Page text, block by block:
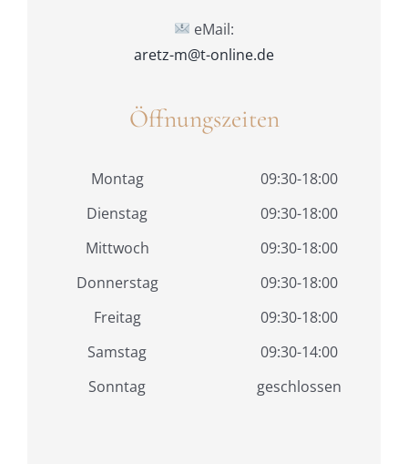
eMail:
aretz-m@t-online.de
Öffnungszeiten
Montag
09:30-18:00
Dienstag
09:30-18:00
Mittwoch
09:30-18:00
Donnerstag
09:30-18:00
Freitag
09:30-18:00
Samstag
09:30-14:00
Sonntag
geschlossen